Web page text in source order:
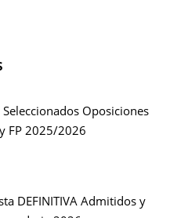
Seleccionados Oposiciones
FP 2025/2026
DEFINITIVA Admitidos y